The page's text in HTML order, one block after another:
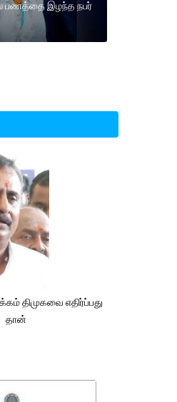
பணத்தை இழந்த நபர்
திமுகவை எதிர்ப்பது
தான்